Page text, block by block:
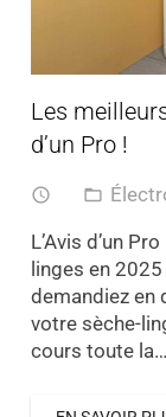
Les
d’un Pro !
access_time folder_open
L’Avis d’un
linges en
demandiez en
votre sèche-
cours toute la…